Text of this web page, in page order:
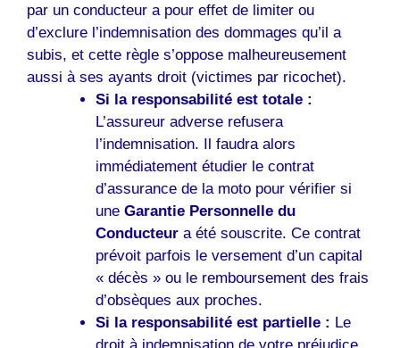
par un conducteur a pour effet de limiter ou
d’exclure l’indemnisation des dommages qu’il a
subis, et cette règle s’oppose malheureusement
aussi à ses ayants droit (victimes par ricochet).
Si la responsabilité est totale :
L’assureur adverse refusera
l’indemnisation. Il faudra alors
immédiatement étudier le contrat
d’assurance de la moto pour vérifier si
une Garantie Personnelle du
Conducteura été souscrite. Ce contrat
prévoit parfois le versement d’un capital
« décès » ou le remboursement des frais
d’obsèques aux proches.
Si la responsabilité est partielle : Le